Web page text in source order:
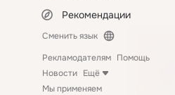
Рекомендации
Сменить язык
Рекламодателям Помощь
Новости Ещё
Мы применяем